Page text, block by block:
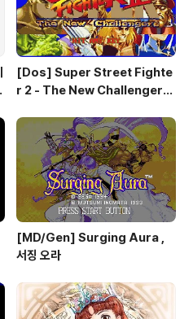
[Dos] Super Street Fighte
r 2 - The New Challengers
파이터 2 - 더 뉴 챌린져 & 하이퍼
파이팅 / 대전 액션 - 국산소프트
[MD/Gen] Surging Aura ,
서징 오라